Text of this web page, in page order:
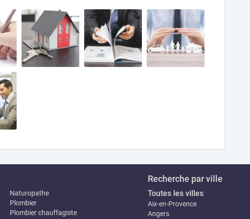
Naturopathe
Plombier
Plombier chauffagiste
Recherche par ville
Toutes les villes
Aix-en-Provence
Angers